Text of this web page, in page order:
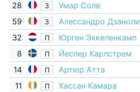
28
З Умар Соле
59 З Алессандро Дзаноли
32 П Юрген Эккеленкамп
8 П Йеспер Карлстрем
14 П
Артюр Атта
11
П
Хассан Камара